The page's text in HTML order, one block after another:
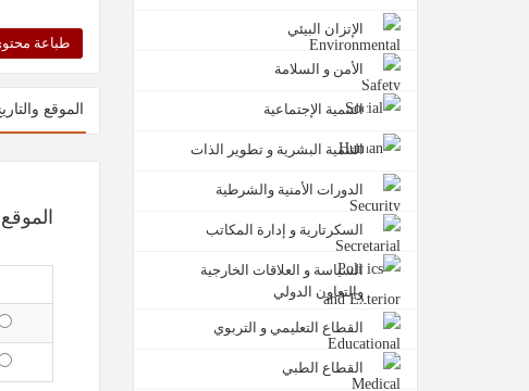
الإتزان البيئي
الأمن و السلامة
التنمية الإجتماعية
التنمية البشرية و تطوير الذات
الدورات الأمنية والشرطية
السكرتارية و إدارة المكاتب
السياسة و العلاقات الخارجية
والتعاون الدولي
القطاع التعليمي و التربوي
القطاع الطبي
طباعة
الموقع